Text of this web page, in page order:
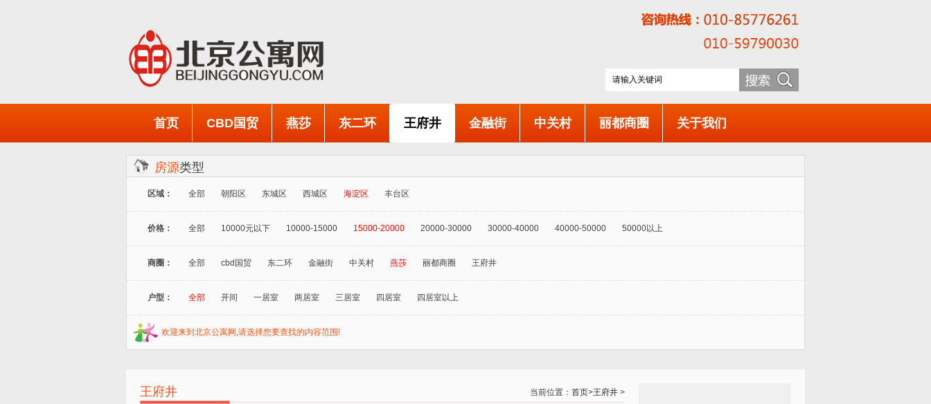
首页 CBD国贸 燕莎 东二环 王府井 金融街 中关村 丽都商圈 关于我们
房源类型
区域： 全部 朝阳区 东城区 西城区 海淀区 丰台区
价格： 全部 10000元以下 10000-15000 15000-20000 20000-30000 30000-40000 40000-50000 50000以上
商圈： 全部 cbd国贸 东二环 金融街 中关村 燕莎 丽都商圈 王府井
户型： 全部 开间 一居室 两居室 三居室 四居室 四居室以上
欢迎来到北京公寓网,请选择您要查找的内容范围!
当前位置： 首页>王府井 >
王府井